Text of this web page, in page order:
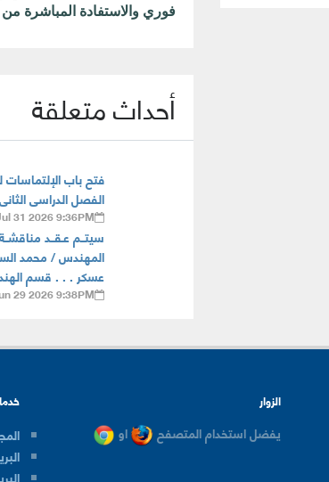
فوري والاستفادة المباشرة
أحداث متعلقة
فتح باب الإلتماسات
الفصل الدراسى
31 2026 9:36PM
سيتــم عـقــد
المهندس / محمد
عسكر . . . قسم
29 2026 9:38PM
الزوار
يفضل استخدام المتصفح او